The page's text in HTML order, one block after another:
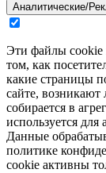
Аналитические/
Эти файлы cookie
том, как
какие страницы
сайте,
собирается в
используется
Данные
политике
cookie активны